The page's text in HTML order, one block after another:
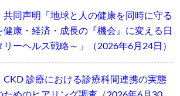
共同声明「地球と人の健康を同時に守る
健康・経済・成長の『機会』に変える日
ーヘルス戦略～」（2026年6月24日）
CKD 診療における診療科間連携の実態